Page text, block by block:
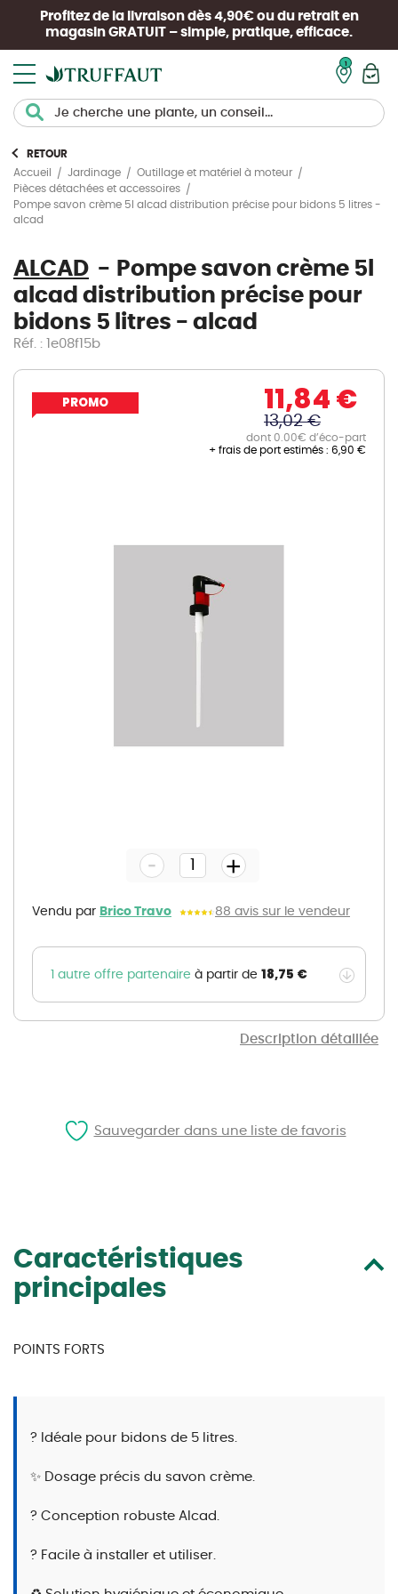
Profitez de la livraison dès 4,90€ ou du retrait en
magasin GRATUIT – simple, pratique, efficace.
RETOUR
Accueil
Jardinage
Outillage et matériel à moteur
Pièces détachées et accessoires
Pompe savon crème 5l alcad distribution précise pour bidons 5 litres -
alcad
ALCAD
Pompe savon crème 5l
alcad distribution précise pour
bidons 5 litres - alcad
Réf. : 1e08f15b
Description détaillée
PROMO 11,84 €
13,02 €
dont 0.00€ d’éco-part
+ frais de port estimés : 6,90 €
gallery
Vendu par Brico Travo 88 avis sur le vendeur
- +
1 autre offre partenaire à partir de 18,75 €
Caractéristiques
principales
POINTS FORTS
? Idéale pour bidons de 5 litres.
✨ Dosage précis du savon crème.
? Conception robuste Alcad.
? Facile à installer et utiliser.
Sauvegarder dans une liste de favoris